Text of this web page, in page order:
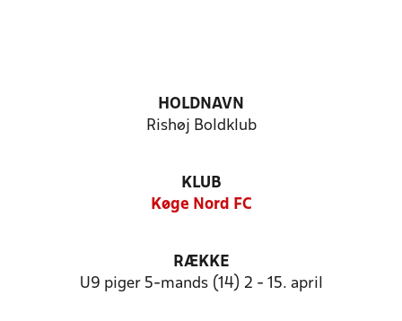
HOLDNAVN
Rishøj Boldklub
KLUB
Køge Nord FC
RÆKKE
U9 piger 5-mands (14) 2 - 15. april